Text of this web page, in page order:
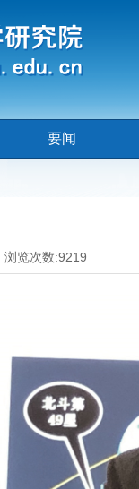
要闻
览次数:9219